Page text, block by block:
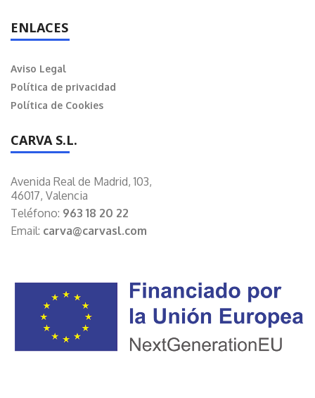
ENLACES
Aviso Legal
Política de privacidad
Política de Cookies
CARVA S.L.
Avenida Real de Madrid, 103,
46017, Valencia
Teléfono: 963 18 20 22
Email: carva@carvasl.com